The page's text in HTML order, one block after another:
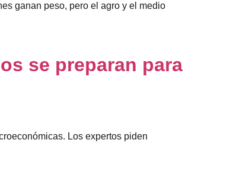
ganan peso, pero el agro y el medio
se preparan para
Los expertos piden